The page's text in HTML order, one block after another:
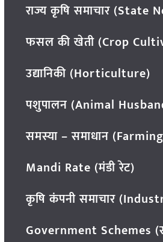
राज्य कृषि समाचार (State
फसल की खेती (Crop
उद्यानिकी (Horticulture)
पशुपालन (Animal
समस्या – समाधान
Mandi Rate (मंडी रेट)
कृषि कंपनी समाचार
Government Schemes